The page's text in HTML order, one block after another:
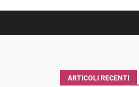
ARTICOLI RECENTI